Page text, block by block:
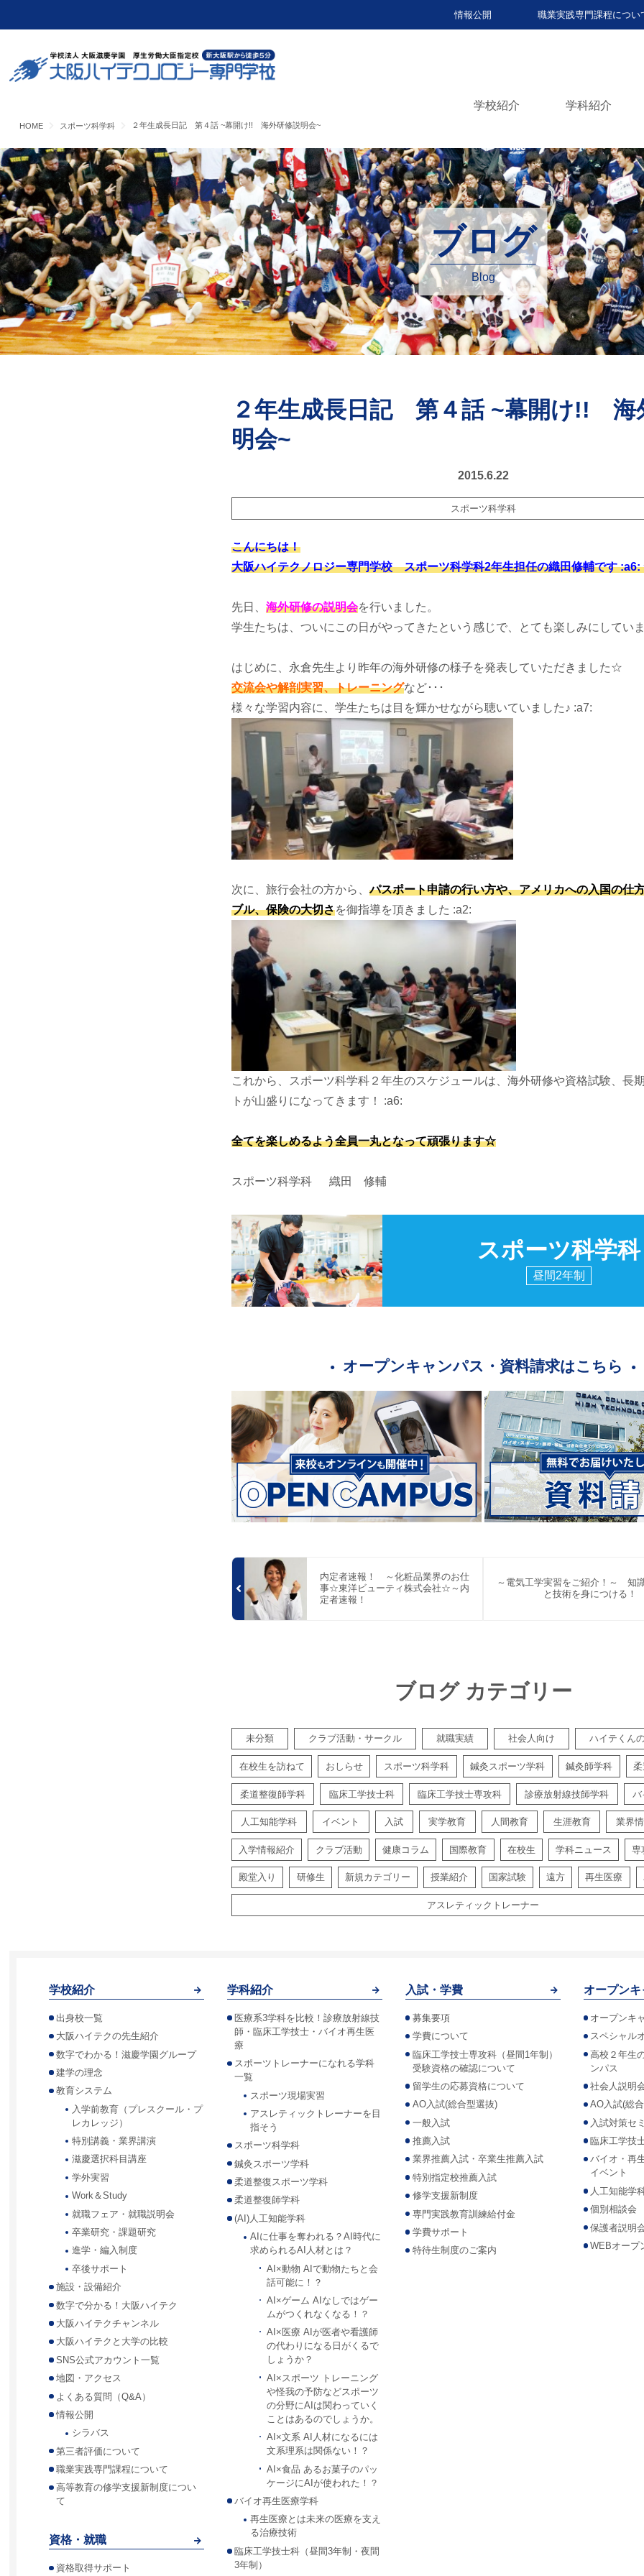
情報公開 職業実践専門課程につい
学校紹介 学科紹介
HOME スポーツ科学科 ２年生成長日記 第４話 ~幕開け!! 海外研修説明会~
ブログ
Blog
２年生成長日記 第４話 ~幕開け!! 海
明会~
2015.6.22
スポーツ科学科
こんにちは！
大阪ハイテクノロジー専門学校 スポーツ科学科2年生担任の織田修輔です
先日、 海外研修の説明会を行いました。
学生たちは、ついにこの日がやってきたという感じで、とても楽しみにしてい
はじめに、永倉先生より昨年の海外研修の様子を発表していただきました☆
交流会や解剖実習、トレーニングなど･･･
様々な学習内容に、学生たちは目を輝かせながら聴いていました♪ :a7:
次に、旅行会社の方から、パスポート申請の行い方や、アメリカへの入国の仕
ブル、保険の大切さを御指導を頂きました :a2:
これから、スポーツ科学科２年生のスケジュールは、海外研修や資格試験、長
トが山盛りになってきます！ :a6:
全てを楽しめるよう全員一丸となって頑張ります☆
スポーツ科学科 織田 修輔
スポーツ科学科
昼間2年制
オープンキャンパス・資料請求はこちら
内定者速報！ ～化粧品業界のお仕
事☆東洋ビューティ株式会社☆～内
定者速報！
～電気工学実習をご紹介！～ 知
と技術を身につける！
ブログ カテゴリー
未分類 クラブ活動・サークル 就職実績 社会人向け ハイテくん
在校生を訪ねて おしらせ スポーツ科学科 鍼灸スポーツ学科 鍼灸師学科
柔道整復師学科 臨床工学技士科 臨床工学技士専攻科 診療放射線技師学科 バ
人工知能学科 イベント 入試 実学教育 人間教育 生涯教育 業界
入学情報紹介 クラブ活動 健康コラム 国際教育 在校生 学科ニュース 専
殿堂入り 研修生 新規カテゴリー 授業紹介 国家試験 遠方 再生医療
アスレティックトレーナー
学校紹介
出身校一覧
大阪ハイテクの先生紹介
数字でわかる！滋慶学園グループ
建学の理念
教育システム
入学前教育（プレスクール・プ
レカレッジ）
特別講義・業界講演
滋慶選択科目講座
学外実習
Work＆Study
就職フェア・就職説明会
卒業研究・課題研究
進学・編入制度
卒後サポート
施設・設備紹介
数字で分かる！大阪ハイテク
大阪ハイテクチャンネル
大阪ハイテクと大学の比較
SNS公式アカウント一覧
地図・アクセス
よくある質問（Q&A）
情報公開
シラバス
第三者評価について
職業実践専門課程について
高等教育の修学支援新制度につい
て
資格・就職
資格取得サポート
学科紹介
医療系3学科を比較！診療放射線技
師・臨床工学技士・バイオ再生医
療
スポーツトレーナーになれる学科
一覧
スポーツ現場実習
アスレティックトレーナーを目
指そう
スポーツ科学科
鍼灸スポーツ学科
柔道整復スポーツ学科
柔道整復師学科
(AI)人工知能学科
AIに仕事を奪われる？AI時代に
求められるAI人材とは？
AI×動物 AIで動物たちと会
話可能に！？
AI×ゲーム AIなしではゲー
ムがつくれなくなる！？
AI×医療 AIが医者や看護師
の代わりになる日がくるで
しょうか？
AI×スポーツ トレーニング
や怪我の予防などスポーツ
の分野にAIは関わっていく
ことはあるのでしょうか。
AI×文系 AI人材になるには
文系理系は関係ない！？
AI×食品 あるお菓子のパッ
ケージにAIが使われた！？
バイオ再生医療学科
再生医療とは未来の医療を支え
る治療技術
臨床工学技士科（昼間3年制・夜間
3年制）
入試・学費
募集要項
学費について
臨床工学技士専攻科（昼間1年制）
受験資格の確認について
留学生の応募資格について
AO入試(総合型選抜)
一般入試
推薦入試
業界推薦入試・卒業生推薦入試
特別指定校推薦入試
修学支援新制度
専門実践教育訓練給付金
学費サポート
特待生制度のご案内
オープン
オープンキ
スペシャル
高校２年生
ンパス
社会人説明
AO入試(総
入試対策セ
臨床工学技
バイオ・再
イベント
人工知能学
個別相談会
保護者説明
WEBオープ